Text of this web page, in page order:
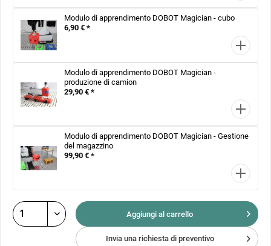
Modulo di apprendimento DOBOT Magician - cubo
6,90 € *
Modulo di apprendimento DOBOT Magician -
produzione di camion
29,90 € *
Modulo di apprendimento DOBOT Magician - Gestione
del magazzino
99,90 € *
Aggiungi al carrello
Invia una richiesta di preventivo